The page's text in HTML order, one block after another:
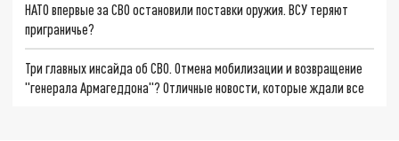
НАТО впервые за СВО остановили поставки оружия. ВСУ теряют
приграничье?
Три главных инсайда об СВО. Отмена мобилизации и возвращение
"генерала Армагеддона"? Отличные новости, которые ждали все